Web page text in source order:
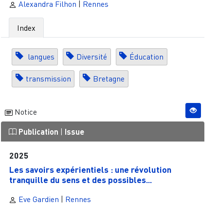
Alexandra Filhon Rennes
Index
langues Diversité Éducation
transmission Bretagne
Notice
Publication | Issue
2025
Les savoirs expérientiels : une révolution
tranquille du sens et des possibles...
Eve Gardien Rennes